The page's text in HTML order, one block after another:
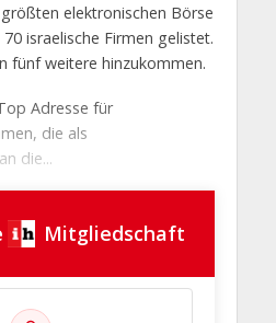
elektronischen Börse
israelische Firmen gelistet.
fünf weitere hinzukommen.
Adresse für
die als
die...
Mitgliedschaft